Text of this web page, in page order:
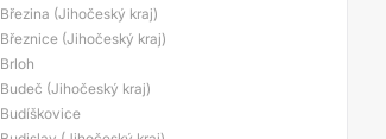
Březina (Jihočeský kraj)
Březnice (Jihočeský kraj)
Brloh
Budeč (Jihočeský kraj)
Budíškovice